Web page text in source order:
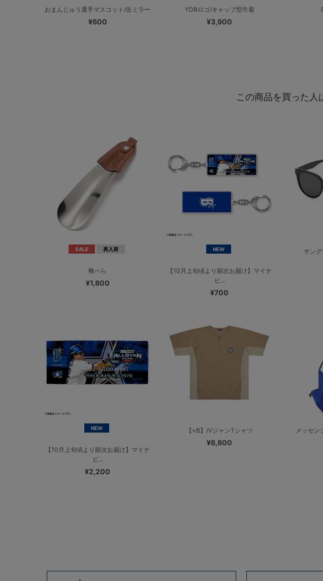
おまんじゅう選手マスコット/缶ミラー
¥600
YDBロゴ/キャップ型巾着
¥3,900
この商品を買った人
SALE 再入荷
靴べら
¥1,800
NEW
【10月上旬頃より順次お届け】マイナ
ビ...
¥700
サン
NEW
【10月上旬頃より順次お届け】マイナ
ビ...
¥2,200
【+B】/VジャンTシャツ
¥6,800
メッセ